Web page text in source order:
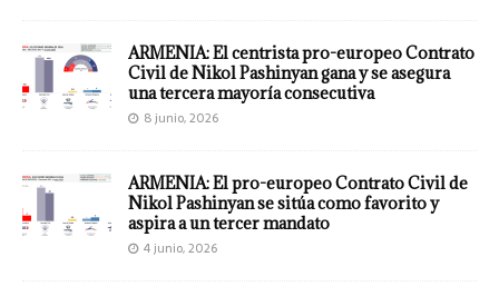
ARMENIA: El centrista pro-europeo Contrato
Civil de Nikol Pashinyan gana y se asegura
una tercera mayoría consecutiva
8 junio, 2026
ARMENIA: El pro-europeo Contrato Civil de
Nikol Pashinyan se sitúa como favorito y
aspira a un tercer mandato
4 junio, 2026